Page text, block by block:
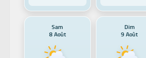
Sam
8 Août
Dim
9 Août